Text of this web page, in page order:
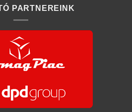
PARTNEREINK